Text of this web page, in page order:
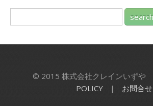
© 2015 株式会社クレインいずや
POLICY
| お問合せ